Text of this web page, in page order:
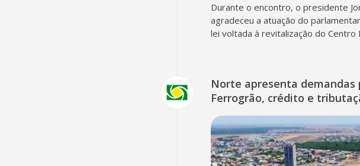
Durante o encontro, o presidente
agradeceu a atuação do
lei voltada à revitalização do Centro
Norte apresenta demandas
Ferrogrão, crédito e